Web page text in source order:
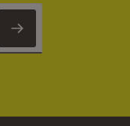
Newsletter